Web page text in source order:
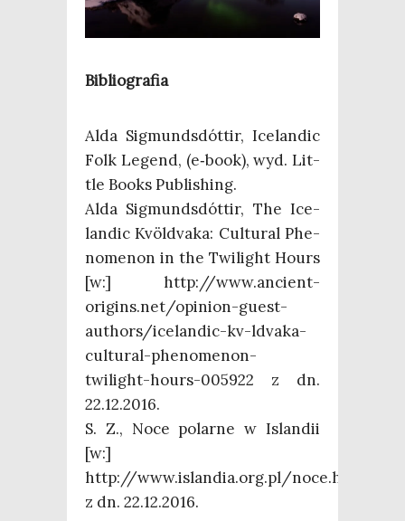
Biblio­gra­fia
Alda Sig­munds­dót­tir, Ice­lan­dic
Folk Legend, (e‑book), wyd. Lit­
tle Books Publishing.
Alda Sig­munds­dót­tir, The Ice­
lan­dic Kvöl­dva­ka: Cul­tu­ral Phe­
no­me­non in the Twi­li­ght Hours
[w:] http://www.ancient-
origins.net/opinion-guest-
authors/icelandic-kv-ldvaka-
cultural-phenomenon-
twilight-hours-005922 z dn.
22.12.2016.
S. Z., Noce polar­ne w Islan­dii
[w:]
http://www.islandia.org.pl/noce.html
z dn. 22.12.2016.